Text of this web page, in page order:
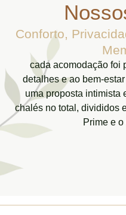
Conforto,
cada acomodação foi
detalhes e ao bem-
uma proposta intimista
chalés no total, divididos
Prime e